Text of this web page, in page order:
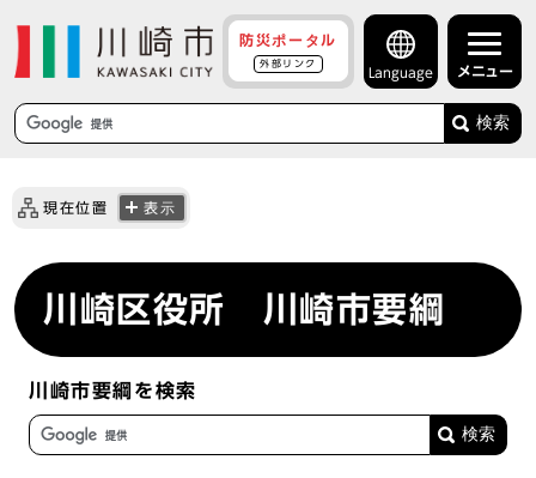
防災ポータル
外部リンク
Language メニュー
検索
現在位置 表示
川崎区役所 川崎市要綱
川崎市要綱を検索